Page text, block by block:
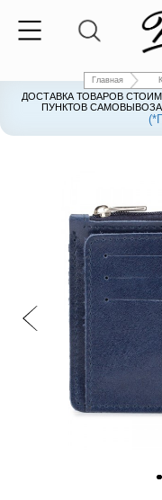
Главная
ДОСТАВКА ТОВАРОВ
ПУНКТОВ